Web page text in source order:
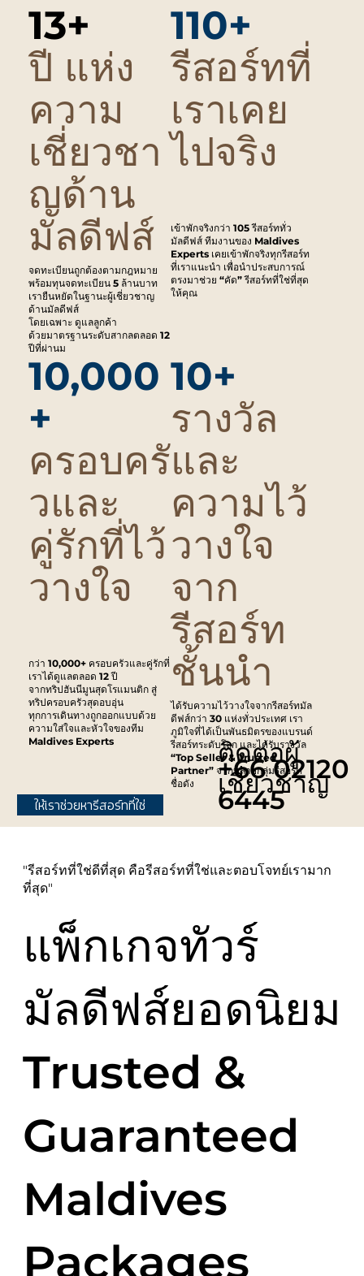
"รีสอร์ทที่ใช่ดีที่สุด คือรีสอร์ทที่ใช่และตอบโจทย์เรามาก
ที่สุด"
แพ็กเกจทัวร์
มัลดีฟส์ยอดนิยม
Trusted &
Guaranteed
Maldives
Packages
+66 02120
6445
ติดต่อผู้
เชี่ยวชาญ
13+
ปี แห่ง
ความ
เชี่ยวชา
ญด้าน
มัลดีฟส์
จดทะเบียนถูกต้องตามกฎหมาย
พร้อมทุนจดทะเบียน 5 ล้านบาท
เรายืนหยัดในฐานะผู้เชี่ยวชาญ
ด้านมัลดีฟส์
โดยเฉพาะ ดูแลลูกค้า
ด้วยมาตรฐานระดับสากลตลอด 12
ปีที่ผ่านม
110+
รีสอร์ทที่
เราเคย
ไปจริง
เข้าพักจริงกว่า 105 รีสอร์ททั่ว
มัลดีฟส์ ทีมงานของ Maldives
Experts เคยเข้าพักจริงทุกรีสอร์ท
ที่เราแนะนำ เพื่อนำประสบการณ์
ตรงมาช่วย “คัด” รีสอร์ทที่ใช่ที่สุด
ให้คุณ
10,000
+
ครอบครั
วและ
คู่รักที่ไว้
วางใจ
กว่า 10,000+ ครอบครัวและคู่รักที่
เราได้ดูแลตลอด 12 ปี
จากทริปฮันนีมูนสุดโรแมนติก สู่
ทริปครอบครัวสุดอบอุ่น
ทุกการเดินทางถูกออกแบบด้วย
ความใส่ใจและหัวใจของทีม
Maldives Experts
10+
รางวัล
และ
ความไว้
วางใจ
จาก
รีสอร์ท
ชั้นนำ
ได้รับความไว้วางใจจากรีสอร์ทมัล
ดีฟส์กว่า 30 แห่งทั่วประเทศ เรา
ภูมิใจที่ได้เป็นพันธมิตรของแบรนด์
รีสอร์ทระดับโลก และได้รับรางวัล
“Top Seller & Trusted
Partner” จากหลายกลุ่มรีสอร์ท
ชื่อดัง
ให้เราช่วยหารีสอร์ทที่ใช่